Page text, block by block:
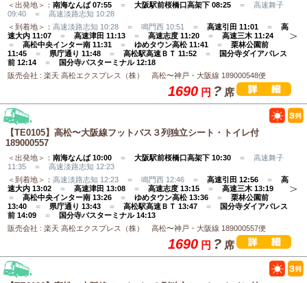
＜出発地＞： 南海なんば 07:55 ＝ 大阪駅前桜橋口高架下 08:25 ＝ 高速舞子
09:40 ＝ 高速淡路志知 10:28
＜到着地＞： 高速淡路志知 10:28 ＝ 鳴門西 10:51 ＝ 高速引田 11:01 ＝ 高
速大内 11:07 ＝ 高速津田 11:13 ＝ 高速志度 11:20 ＝ 高速三木 11:24
＝ 高松中央インター南 11:31 ＝ ゆめタウン高松 11:41 ＝ 栗林公園前
11:45 ＝ 県庁通り 11:48 ＝ 高松駅高速ＢＴ 11:52 ＝
国分寺ダイアパレス
前 12:14 ＝
国分寺バスターミナル 12:18
販売会社 : 楽天 高松エクスプレス（株） 高松〜神戸・大阪線 189000548便
1690 円 ? 席
【TE0105】高松〜大阪線フットバス３列独立シート・トイレ付
189000557
＜出発地＞： 南海なんば 10:00 ＝ 大阪駅前桜橋口高架下 10:30 ＝ 高速舞子
11:35 ＝ 高速淡路志知 12:23
＜到着地＞： 高速淡路志知 12:23 ＝ 鳴門西 12:46 ＝ 高速引田 12:56 ＝ 高
速大内 13:02 ＝ 高速津田 13:08 ＝ 高速志度 13:15 ＝ 高速三木 13:19
＝ 高松中央インター南 13:26 ＝ ゆめタウン高松 13:36 ＝ 栗林公園前
13:40 ＝ 県庁通り 13:43 ＝ 高松駅高速ＢＴ 13:47 ＝
国分寺ダイアパレス
前 14:09 ＝
国分寺バスターミナル 14:13
販売会社 : 楽天 高松エクスプレス（株） 高松〜神戸・大阪線 189000557便
1690 円 ? 席